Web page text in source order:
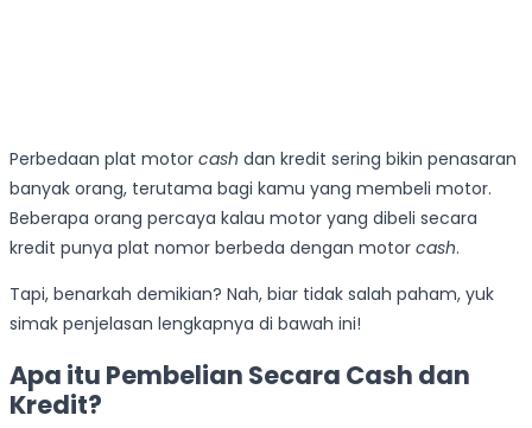
Perbedaan plat motor cash dan kredit sering bikin penasaran
banyak orang, terutama bagi kamu yang membeli motor.
Beberapa orang percaya kalau motor yang dibeli secara
kredit punya plat nomor berbeda dengan motor cash.
Tapi, benarkah demikian? Nah, biar tidak salah paham, yuk
simak penjelasan lengkapnya di bawah ini!
Apa itu Pembelian Secara Cash dan
Kredit?